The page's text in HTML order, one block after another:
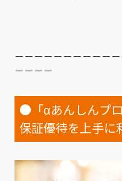
－－－－－－－－－－
－－－－
●「αあんしんプ
保証優待を上手に